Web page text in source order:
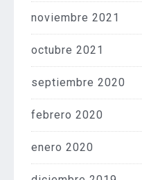
noviembre 2021
octubre 2021
septiembre 2020
febrero 2020
enero 2020